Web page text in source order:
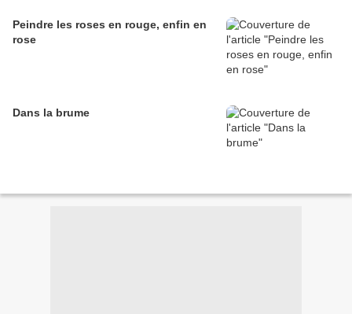
Peindre les roses en rouge, enfin en
rose
Dans la brume